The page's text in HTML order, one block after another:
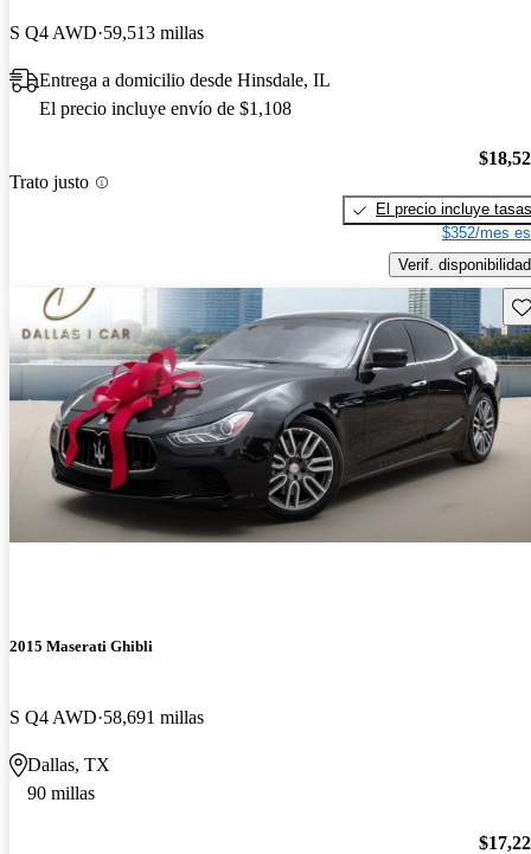
S Q4 AWD 59,513 millas
Entrega a domicilio desde Hinsdale, IL
El precio incluye envío de $1,108
Trato justo
El precio incluye tasas
$352/mes
Verif. disponibilidad
2015 Maserati Ghibli
S Q4 AWD 58,691 millas
Dallas, TX
90 millas